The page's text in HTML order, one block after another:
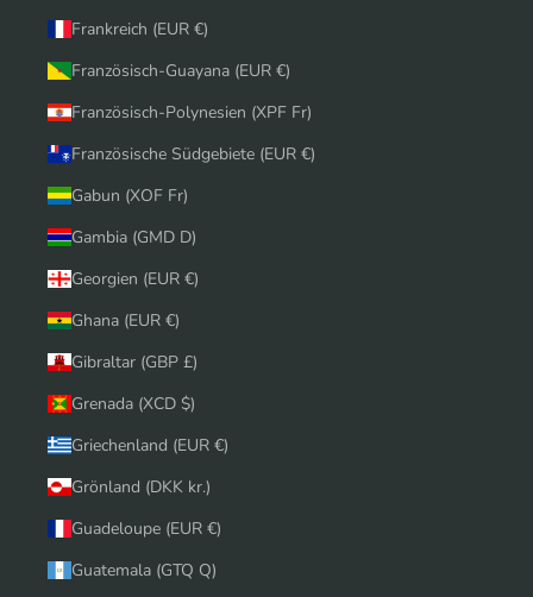
Frankreich (EUR €)
Französisch-Guayana (EUR €)
Französisch-Polynesien (XPF Fr)
Französische Südgebiete (EUR €)
Gabun (XOF Fr)
Gambia (GMD D)
Georgien (EUR €)
Ghana (EUR €)
Gibraltar (GBP £)
Grenada (XCD $)
Griechenland (EUR €)
Grönland (DKK kr.)
Guadeloupe (EUR €)
Guatemala (GTQ Q)